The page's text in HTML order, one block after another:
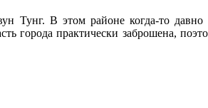
Тунг. В этом районе когда-то
города практически заброшена,